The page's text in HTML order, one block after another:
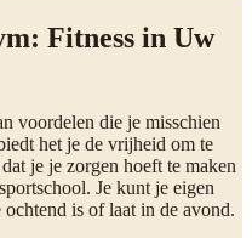
Fitness in Uw
voordelen die je misschien
het je de vrijheid om te
je je zorgen hoeft te maken
Je kunt je eigen
is of laat in de avond.